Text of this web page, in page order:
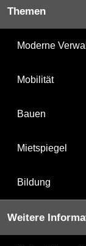
Themen
Moderne
Mobilität
Bauen
Mietspiegel
Bildung
Weitere